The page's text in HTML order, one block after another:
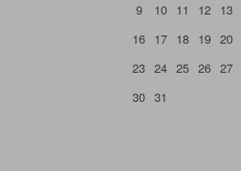
9
10 11 12 13
16 17 18 19 20
23 24 25 26 27
30 31